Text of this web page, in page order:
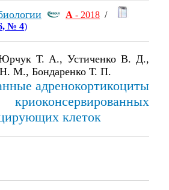
А - 2018 /
№ 4)
Т. А., Устиченко В. Д.,
М., Бондаренко Т. П.
адренокортикоциты
клеток